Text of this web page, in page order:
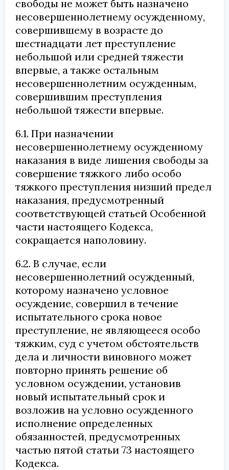
свободы не может быть назначено
несовершеннолетнему осужденному,
совершившему в возрасте до
шестнадцати лет преступление
небольшой или средней тяжести
впервые, а также остальным
несовершеннолетним осужденным,
совершившим преступления
небольшой тяжести впервые.
6.1. При назначении
несовершеннолетнему осужденному
наказания в виде лишения свободы за
совершение тяжкого либо особо
тяжкого преступления низший предел
наказания, предусмотренный
соответствующей статьей Особенной
части настоящего Кодекса,
сокращается наполовину.
6.2. В случае, если
несовершеннолетний осужденный,
которому назначено условное
осуждение, совершил в течение
испытательного срока новое
преступление, не являющееся особо
тяжким, суд с учетом обстоятельств
дела и личности виновного может
повторно принять решение об
условном осуждении, установив
новый испытательный срок и
возложив на условно осужденного
исполнение определенных
обязанностей, предусмотренных
частью пятой статьи 73 настоящего
Кодекса.